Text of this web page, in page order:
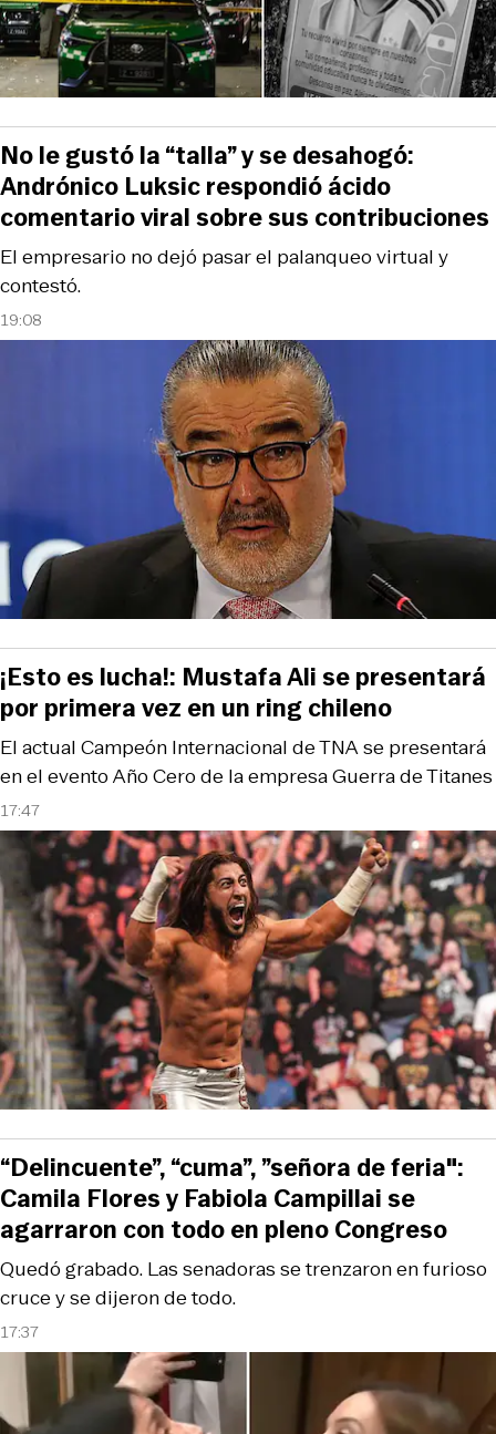
19:08
El empresario no dejó pasar el palanqueo virtual y
contestó.
No le gustó la “talla” y se desahogó:
Andrónico Luksic respondió ácido
comentario viral sobre sus contribuciones
17:47
El actual Campeón Internacional de TNA se presentará
en el evento Año Cero de la empresa Guerra de Titanes
¡Esto es lucha!: Mustafa Ali se presentará
por primera vez en un ring chileno
17:37
Quedó grabado. Las senadoras se trenzaron en furioso
cruce y se dijeron de todo.
“Delincuente”, “cuma”, ”señora de feria":
Camila Flores y Fabiola Campillai se
agarraron con todo en pleno Congreso